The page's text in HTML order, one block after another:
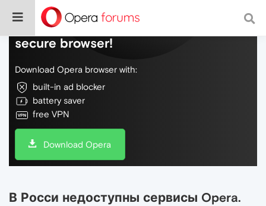
Do more on the web, with a fast and
secure browser!
Download Opera browser with:
built-in ad blocker
battery saver
free VPN
Download Opera
В Росси недоступны сервисы Opera.